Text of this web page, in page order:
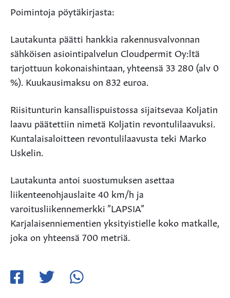
Poimintoja pöytäkirjasta:
Lautakunta päätti hankkia rakennusvalvonnan
sähköisen asiointipalvelun Cloudpermit Oy:ltä
tarjottuun kokonaishintaan, yhteensä 33 280 (alv 0
%). Kuukausimaksu on 832 euroa.
Riisitunturin kansallispuistossa sijaitsevaa Koljatin
laavu päätettiin nimetä Koljatin revontulilaavuksi.
Kuntalaisaloitteen revontulilaavusta teki Marko
Uskelin.
Lautakunta antoi suostumuksen asettaa
liikenteenohjauslaite 40 km/h ja
varoitusliikennemerkki ”LAPSIA”
Karjalaisenniementien yksityistielle koko matkalle,
joka on yhteensä 700 metriä.